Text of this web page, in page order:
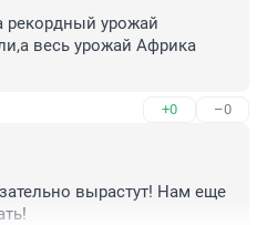
рекордный урожай
весь урожай Африка
+0 –0
вырастут! Нам еще